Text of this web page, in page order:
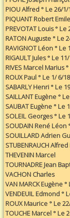
PIOU Alfred ° Le 26/
PIQUANT Robert
PREVOTAT Louis °
RATON Auguste ° Le
RAVIGNOT Léon ° Le
RIGAULT Jules ° Le
RIVES Marcel Marius
ROUX Paul ° Le 1/ 6/
SABARLY Henri ° Le
SAILLANT Eugène °
SAUBAT Eugène ° Le
SOLEIL Georges ° Le
SOUDAIN René Léon
SOUILLARD Adrien
STUBENRAUCH
THEVENIN Marcel
TOURNADRE Jean
VACHON Charles
VAN MARCK Eugène
VENDEUIL Edmond °
ROUX Maurice ° Le
TOUCHE Marcel ° Le